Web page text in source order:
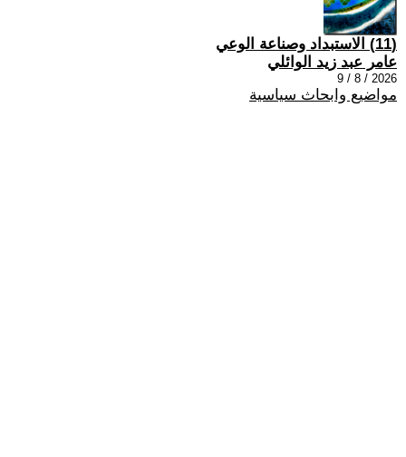
(11) الاستبداد وصناعة الوعي
عامر عبد زيد الوائلي
2026 / 8 / 9
مواضيع وابحاث سياسية